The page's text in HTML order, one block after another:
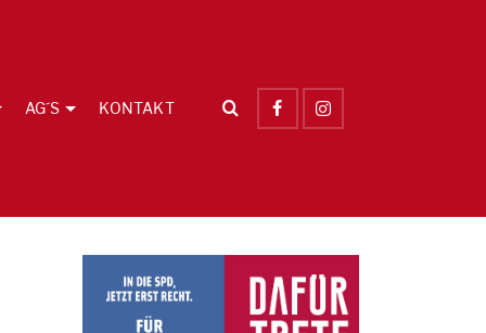
AG´S KONTAKT